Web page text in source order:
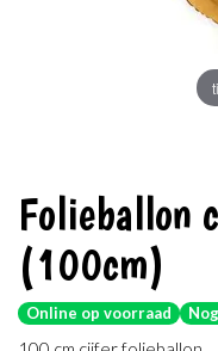
Folieballon
(100cm)
Online op voorraad